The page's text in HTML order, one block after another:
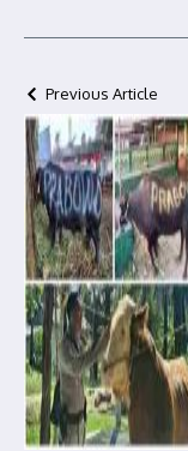
Previous Article